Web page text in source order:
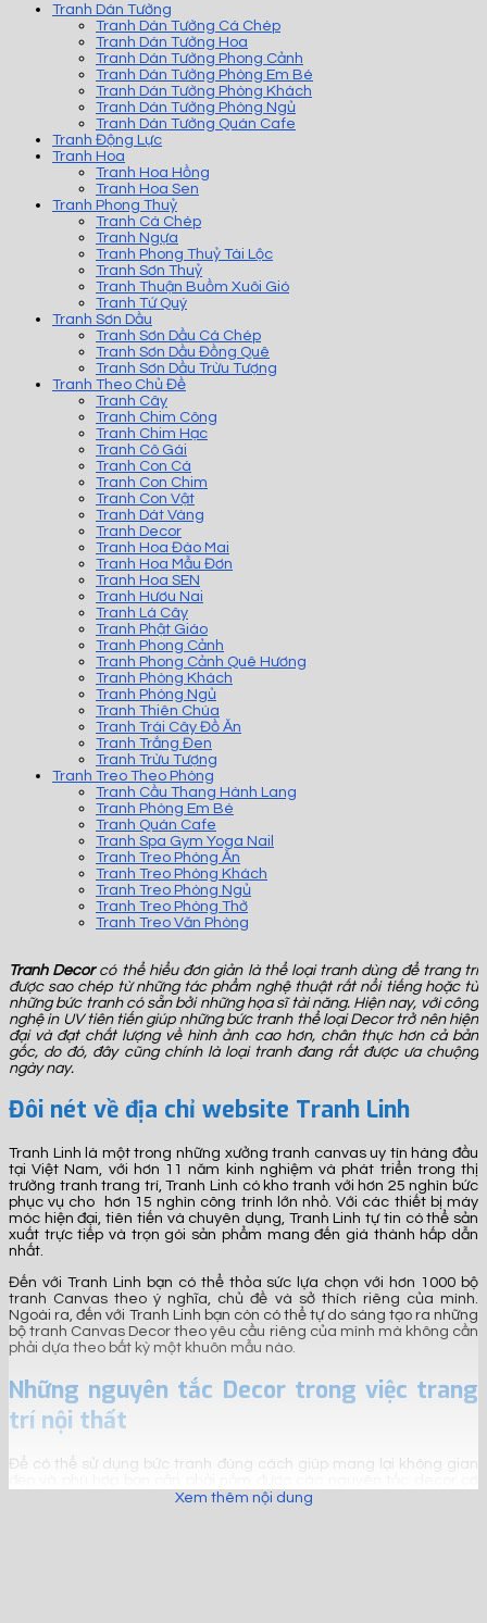
Tranh Dán Tường
Tranh Dán Tường Cá Chép
Tranh Dán Tường Hoa
Tranh Dán Tường Phong Cảnh
Tranh Dán Tường Phòng Em Bé
Tranh Dán Tường Phòng Khách
Tranh Dán Tường Phòng Ngủ
Tranh Dán Tường Quán Cafe
Tranh Động Lực
Tranh Hoa
Tranh Hoa Hồng
Tranh Hoa Sen
Tranh Phong Thuỷ
Tranh Cá Chép
Tranh Ngựa
Tranh Phong Thuỷ Tài Lộc
Tranh Sơn Thuỷ
Tranh Thuận Buồm Xuôi Gió
Tranh Tứ Quý
Tranh Sơn Dầu
Tranh Sơn Dầu Cá Chép
Tranh Sơn Dầu Đồng Quê
Tranh Sơn Dầu Trừu Tượng
Tranh Theo Chủ Đề
Tranh Cây
Tranh Chim Công
Tranh Chim Hạc
Tranh Cô Gái
Tranh Con Cá
Tranh Con Chim
Tranh Con Vật
Tranh Dát Vàng
Tranh Decor
Tranh Hoa Đào Mai
Tranh Hoa Mẫu Đơn
Tranh Hoa SEN
Tranh Hươu Nai
Tranh Lá Cây
Tranh Phật Giáo
Tranh Phong Cảnh
Tranh Phong Cảnh Quê Hương
Tranh Phòng Khách
Tranh Phòng Ngủ
Tranh Thiên Chúa
Tranh Trái Cây Đồ Ăn
Tranh Trắng Đen
Tranh Trừu Tượng
Tranh Treo Theo Phòng
Tranh Cầu Thang Hành Lang
Tranh Phòng Em Bé
Tranh Quán Cafe
Tranh Spa Gym Yoga Nail
Tranh Treo Phòng Ăn
Tranh Treo Phòng Khách
Tranh Treo Phòng Ngủ
Tranh Treo Phòng Thờ
Tranh Treo Văn Phòng
Tranh Decorcó thể hiểu đơn giản là thể loại tranh dùng để trang trí
được sao chép từ những tác phẩm nghệ thuật rất nổi tiếng hoặc từ
những bức tranh có sẵn bởi những họa sĩ tài năng. Hiện nay, với công
nghệ in UV tiên tiến giúp những bức tranh thể loại Decor trở nên hiện
đại và đạt chất lượng về hình ảnh cao hơn, chân thực hơn cả bản
gốc, do đó, đây cũng chính là loại tranh đang rất được ưa chuộng
ngày nay.
Đôi nét về địa chỉ website Tranh Linh
Tranh Linh là một trong những xưởng tranh canvas uy tín hàng đầu
tại Việt Nam, với hơn 11 năm kinh nghiệm và phát triển trong thị
trường tranh trang trí, Tranh Linh có kho tranh với hơn 25 nghìn bức
phục vụ cho hơn 15 nghìn công trình lớn nhỏ. Với các thiết bị máy
móc hiện đại, tiên tiến và chuyên dụng, Tranh Linh tự tin có thể sản
xuất trực tiếp và trọn gói sản phẩm mang đến giá thành hấp dẫn
nhất.
Đến với Tranh Linh bạn có thể thỏa sức lựa chọn với hơn 1000 bộ
tranh Canvas theo ý nghĩa, chủ đề và sở thích riêng của mình.
Ngoài ra, đến với Tranh Linh bạn còn có thể tự do sáng tạo ra những
bộ tranh Canvas Decor theo yêu cầu riêng của mình mà không cần
phải dựa theo bất kỳ một khuôn mẫu nào.
Những nguyên tắc Decor trong việc trang
trí nội thất
Để có thể sử dụng bức tranh đúng cách giúp mang lại không gian
bản trong việc trang trí nội thất. Cụ thể:
Xem thêm nội dung